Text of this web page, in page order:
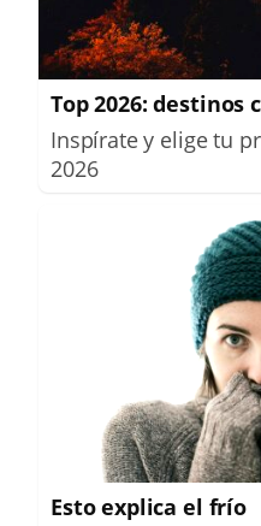
Top 2026: destinos
Inspírate y elige tu
2026
Esto explica el frío